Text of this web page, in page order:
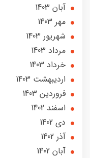
آبان 1403
مهر 1403
شهریور 1403
مرداد 1403
خرداد 1403
ارديبهشت 1403
فروردین 1403
اسفند 1402
دی 1402
آذر 1402
آبان 1402